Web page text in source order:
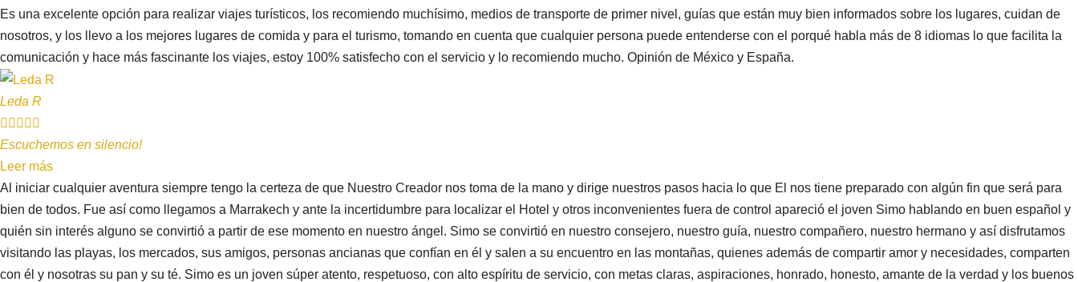
Es una excelente opción para realizar viajes turísticos, los recomiendo muchísimo, medios de transporte de primer nivel, guías que están muy bien informados sobre los lugares, cuidan de
nosotros, y los llevo a los mejores lugares de comida y para el turismo, tomando en cuenta que cualquier persona puede entenderse con el porqué habla más de 8 idiomas lo que facilita la
comunicación y hace más fascinante los viajes, estoy 100% satisfecho con el servicio y lo recomiendo mucho. Opinión de México y España.
Leda R
    
Escuchemos en silencio!
Leer más
Al iniciar cualquier aventura siempre tengo la certeza de que Nuestro Creador nos toma de la mano y dirige nuestros pasos hacia lo que El nos tiene preparado con algún fin que será para
bien de todos. Fue así como llegamos a Marrakech y ante la incertidumbre para localizar el Hotel y otros inconvenientes fuera de control apareció el joven Simo hablando en buen español y
quién sin interés alguno se convirtió a partir de ese momento en nuestro ángel. Simo se convirtió en nuestro consejero, nuestro guía, nuestro compañero, nuestro hermano y así disfrutamos
visitando las playas, los mercados, sus amigos, personas ancianas que confían en él y salen a su encuentro en las montañas, quienes además de compartir amor y necesidades, comparten
con él y nosotras su pan y su té. Simo es un joven súper atento, respetuoso, con alto espíritu de servicio, con metas claras, aspiraciones, honrado, honesto, amante de la verdad y los buenos